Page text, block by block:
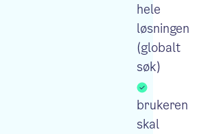
hele
løsningen
(globalt
søk)
brukeren
skal